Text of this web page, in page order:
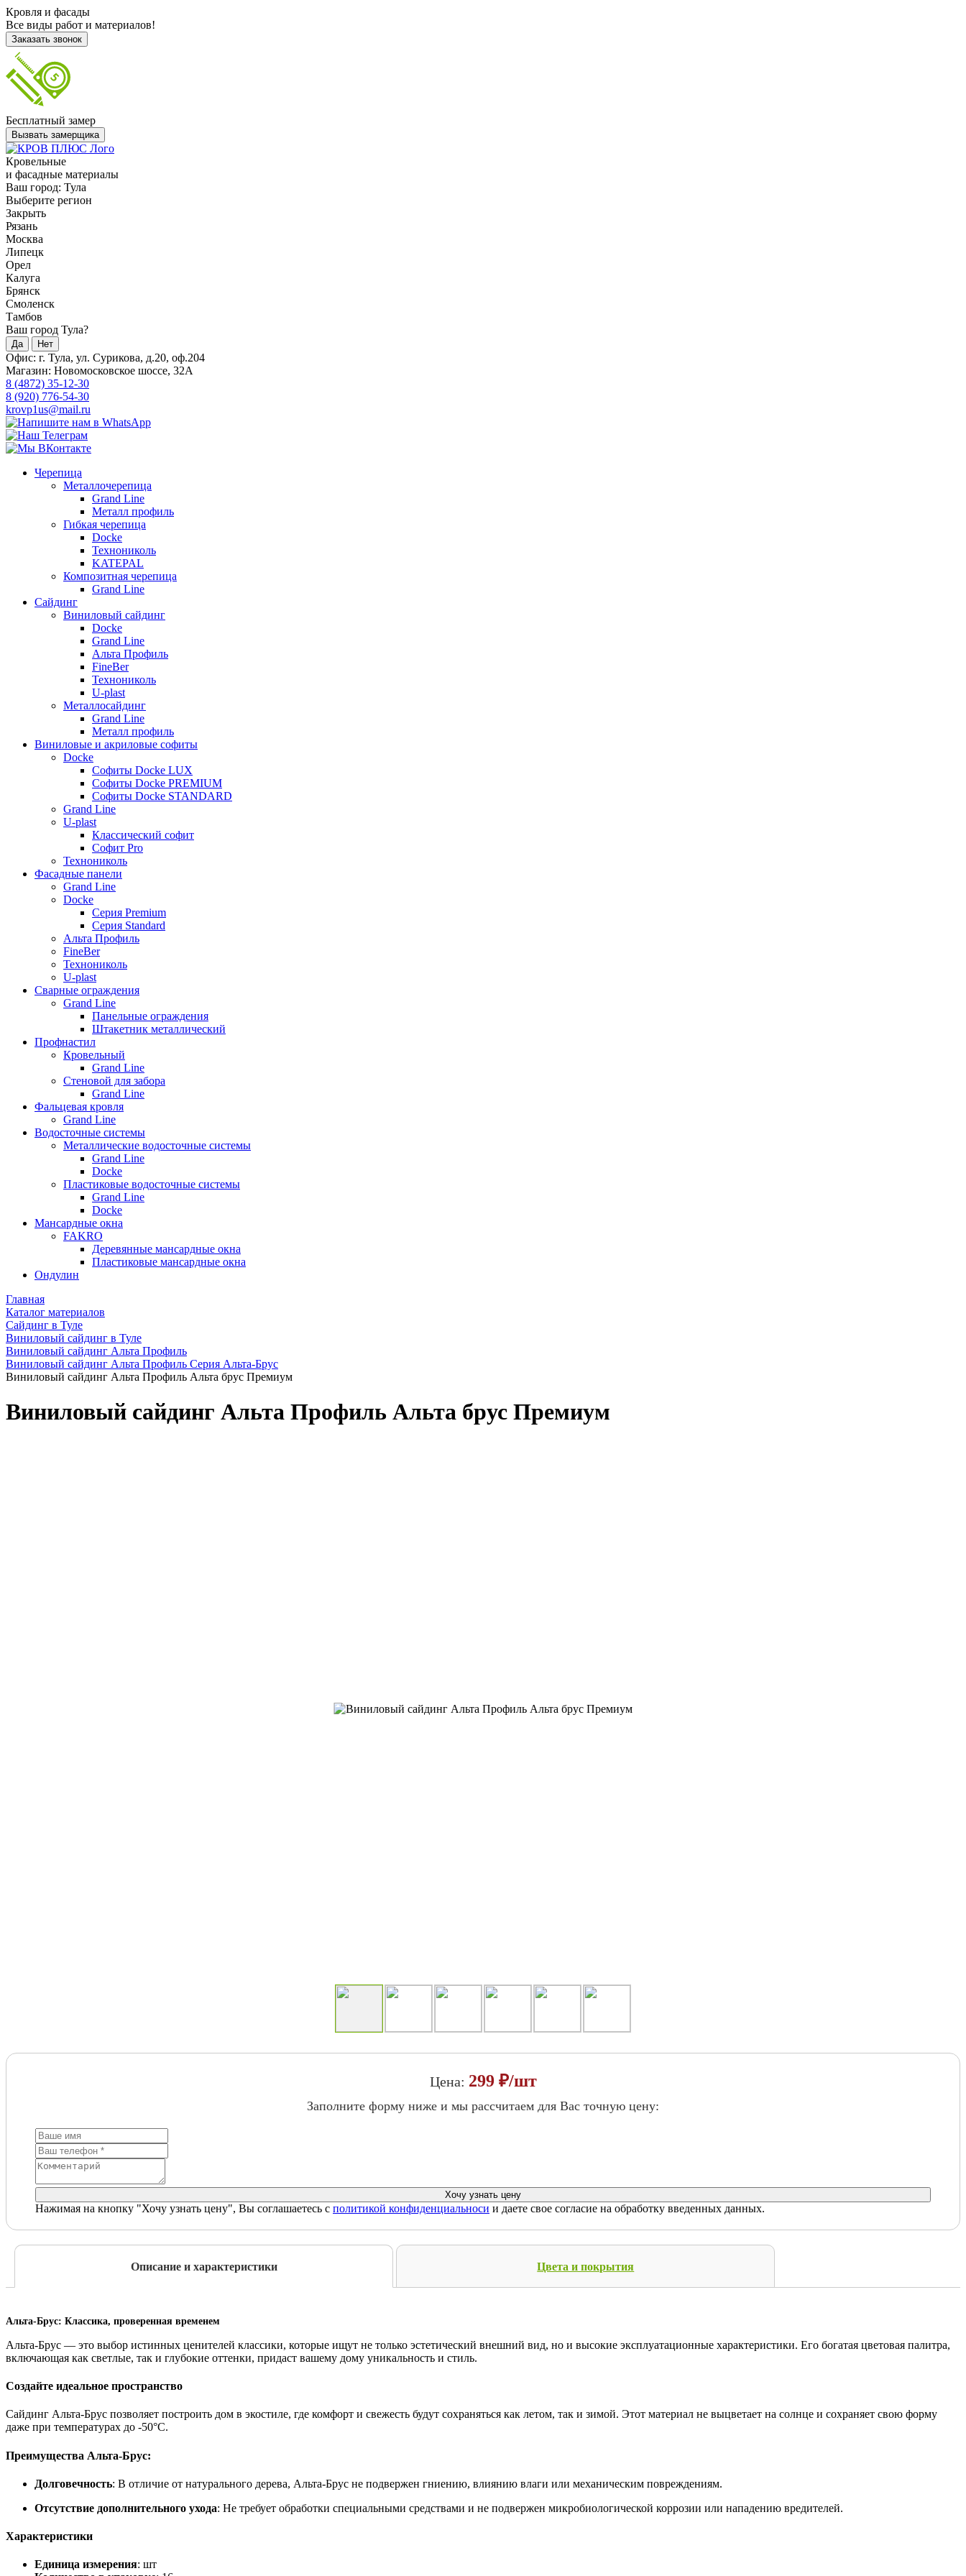
Кровля и фасады
Все виды работ и материалов!
Заказать звонок
Бесплатный замер
Вызвать замерщика
Кровельные
и фасадные материалы
Ваш город: Тула
Выберите регион
Закрыть
Рязань
Москва
Липецк
Орел
Калуга
Брянск
Смоленск
Тамбов
Ваш город Тула?
Да Нет
Офис: г. Тула, ул. Сурикова, д.20, оф.204
Магазин: Новомосковское шоссе, 32А
8 (4872) 35-12-30
8 (920) 776-54-30
krovp1us@mail.ru
Черепица
Металлочерепица
Grand Line
Металл профиль
Гибкая черепица
Docke
Технониколь
KATEPAL
Композитная черепица
Grand Line
Сайдинг
Виниловый сайдинг
Docke
Grand Line
Альта Профиль
FineBer
Технониколь
U-plast
Металлосайдинг
Grand Line
Металл профиль
Виниловые и акриловые софиты
Docke
Софиты Docke LUX
Софиты Docke PREMIUM
Софиты Docke STANDARD
Grand Line
U-plast
Классический софит
Софит Pro
Технониколь
Фасадные панели
Grand Line
Docke
Серия Premium
Серия Standard
Альта Профиль
FineBer
Технониколь
U-plast
Сварные ограждения
Grand Line
Панельные ограждения
Штакетник металлический
Профнастил
Кровельный
Grand Line
Стеновой для забора
Grand Line
Фальцевая кровля
Grand Line
Водосточные системы
Металлические водосточные системы
Grand Line
Docke
Пластиковые водосточные системы
Grand Line
Docke
Мансардные окна
FAKRO
Деревянные мансардные окна
Пластиковые мансардные окна
Ондулин
Главная
Каталог материалов
Сайдинг в Туле
Виниловый сайдинг в Туле
Виниловый сайдинг Альта Профиль
Виниловый сайдинг Альта Профиль Серия Альта-Брус
Виниловый сайдинг Альта Профиль Альта брус Премиум
Виниловый сайдинг Альта Профиль Альта брус Премиум
Цена: 299 ₽/шт
Заполните форму ниже и мы рассчитаем для Вас точную цену:
Нажимая на кнопку "Хочу узнать цену", Вы соглашаетесь с политикой конфиденциальноси и даете свое согласие на обработку введенных данных.
Описание и характеристики Цвета и покрытия
Альта-Брус: Классика, проверенная временем
Альта-Брус — это выбор истинных ценителей классики, которые ищут не только эстетический внешний вид, но и высокие эксплуатационные характеристики. Его богатая цветовая палитра,
включающая как светлые, так и глубокие оттенки, придаст вашему дому уникальность и стиль.
Создайте идеальное пространство
Сайдинг Альта-Брус позволяет построить дом в экостиле, где комфорт и свежесть будут сохраняться как летом, так и зимой. Этот материал не выцветает на солнце и сохраняет свою форму
даже при температурах до -50°C.
Преимущества Альта-Брус:
Долговечность: В отличие от натурального дерева, Альта-Брус не подвержен гниению, влиянию влаги или механическим повреждениям.
Отсутствие дополнительного ухода: Не требует обработки специальными средствами и не подвержен микробиологической коррозии или нападению вредителей.
Характеристики
Единица измерения: шт